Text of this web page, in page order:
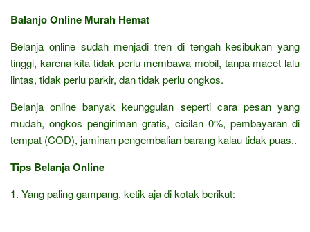
Balanjo Online Murah Hemat
Belanja online sudah menjadi tren di tengah kesibukan yang
tinggi, karena kita tidak perlu membawa mobil, tanpa macet lalu
lintas, tidak perlu parkir, dan tidak perlu ongkos.
Belanja online banyak keunggulan seperti cara pesan yang
mudah, ongkos pengiriman gratis, cicilan 0%, pembayaran di
tempat (COD), jaminan pengembalian barang kalau tidak puas,.
Tips Belanja Online
1. Yang paling gampang, ketik aja di kotak berikut: